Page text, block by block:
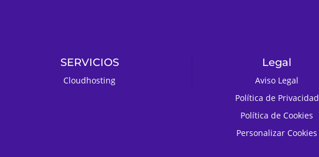
SERVICIOS
Cloudhosting
Legal
Aviso Legal
Política de Privacidad
Política de Cookies
Personalizar Cookies